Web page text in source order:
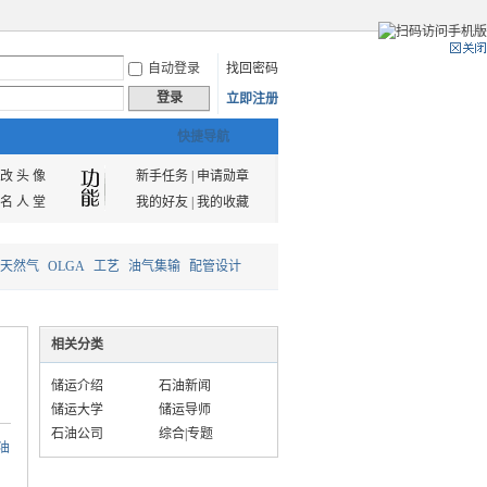
自动登录
找回密码
登录 立即注册
快捷导航
改 头 像 新手任务|
申请勋章
名 人 堂 我的好友| 我的收藏
然气 OLGA 工艺 油气集输 配管设计
相关分类
储运介绍
石油新闻
储运大学
储运导师
石油公司
综合|专题